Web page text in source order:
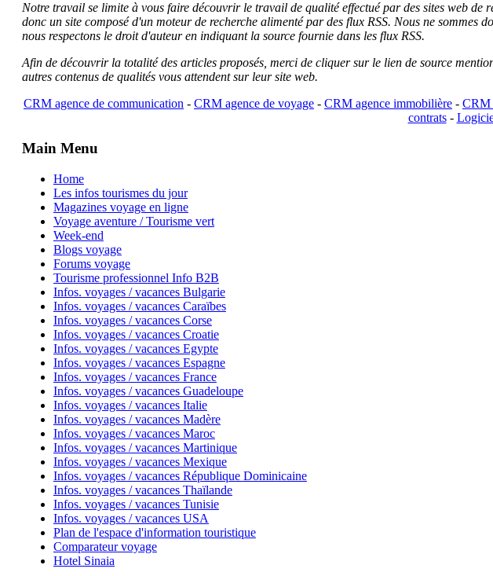
Notre travail se limite à vous faire découvrir le travail de qualité effectué par des sites web de
donc un site composé d'un moteur de recherche alimenté par des flux RSS. Nous ne
nous respectons le droit d'auteur en indiquant la source fournie dans les flux RSS.
Afin de découvrir la totalité des articles proposés, merci de cliquer sur le lien de source
autres contenus de qualités vous attendent sur leur site web.
CRM agence de communication - CRM agence de voyage - CRM agence immobilière - CRM
contrats-
Main Menu
Home
Les infos tourismes du jour
Magazines voyage en ligne
Voyage aventure / Tourisme vert
Week-end
Blogs voyage
Forums voyage
Tourisme professionnel Info B2B
Infos. voyages / vacances Bulgarie
Infos. voyages / vacances Caraïbes
Infos. voyages / vacances Corse
Infos. voyages / vacances Croatie
Infos. voyages / vacances Egypte
Infos. voyages / vacances Espagne
Infos. voyages / vacances France
Infos. voyages / vacances Guadeloupe
Infos. voyages / vacances Italie
Infos. voyages / vacances Madère
Infos. voyages / vacances Maroc
Infos. voyages / vacances Martinique
Infos. voyages / vacances Mexique
Infos. voyages / vacances République Dominicaine
Infos. voyages / vacances Thaïlande
Infos. voyages / vacances Tunisie
Infos. voyages / vacances USA
Plan de l'espace d'information touristique
Comparateur voyage
Hotel Sinaia